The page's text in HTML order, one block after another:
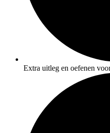
Extra uitleg en oefenen